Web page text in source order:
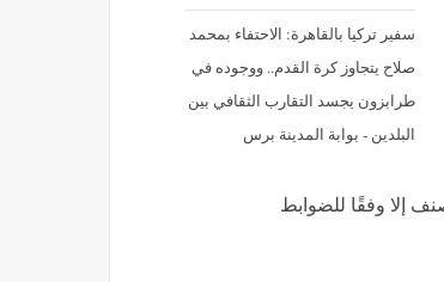
سفير تركيا بالقاهرة: الاحتفاء بمحمد
صلاح يتجاوز كرة القدم.. ووجوده في
طرابزون يجسد التقارب الثقافي بين
البلدين - بوابة المدينة برس
إلا وفقًا للضوابط